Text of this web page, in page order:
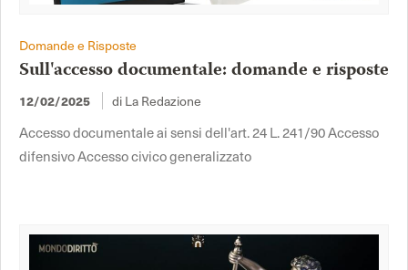
Domande e Risposte
Sull'accesso documentale: domande e risposte
12/02/2025 di La Redazione
Accesso documentale ai sensi dell'art. 24 L. 241/90 Accesso
difensivo Accesso civico generalizzato